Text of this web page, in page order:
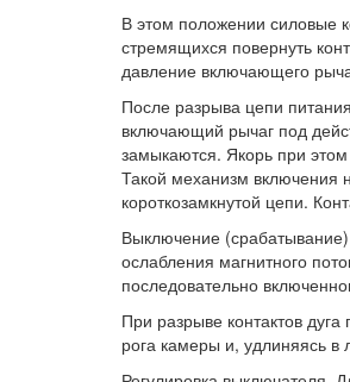
В этом положении силовые
стремящихся повернуть
давление включающего
После разрыва цепи
включающий рычаг под
замыкаются. Якорь при
Такой механизм включения
короткозамкнутой цепи.
Выключение
ослабления магнитного
последовательно
При разрыве контактов
рога камеры и, удлиняясь в